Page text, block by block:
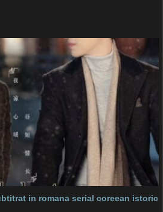
in romana serial coreean istoric